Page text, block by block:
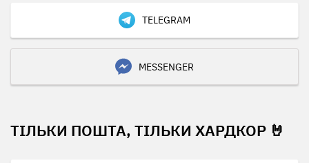
TELEGRAM
MESSENGER
ТІЛЬКИ ПОШТА, ТІЛЬКИ ХАРДКОР 🤘